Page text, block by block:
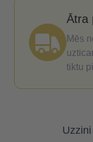
Ātra
Mēs
tiktu